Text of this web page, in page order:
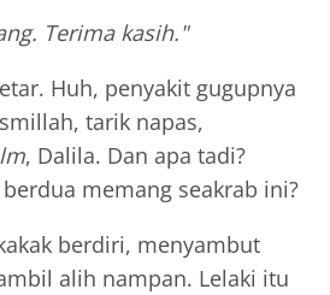
Terima kasih."
Huh, penyakit gugupnya
tarik napas,
, Dalila. Dan apa tadi?
memang seakrab ini?
berdiri, menyambut
alih nampan. Lelaki itu